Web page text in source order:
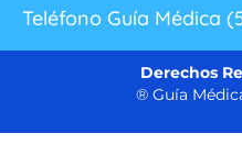
Teléfono Guía Médica
Derechos
® Guía